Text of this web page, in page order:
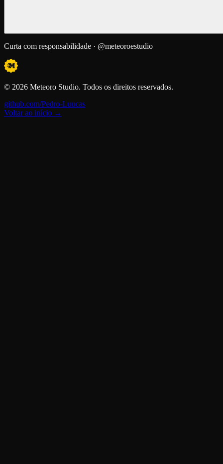
Curta com responsabilidade · @meteoroestudio
© 2026 Meteoro Studio. Todos os direitos reservados.
github.com/Pedro-Luucas
Voltar ao início →